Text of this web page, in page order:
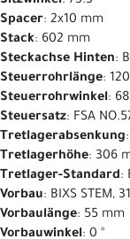
Spacer: 2x10 mm
Stack: 602 mm
Steckachse Hinten:
Steuerrohrlänge:
Steuerrohrwinkel: 68
Steuersatz: FSA
Tretlagerabsenkung
Tretlagerhöhe: 306
Tretlager-Standard:
Vorbau: BIXS STEM,
Vorbaulänge: 55 mm
Vorbauwinkel: 0 °